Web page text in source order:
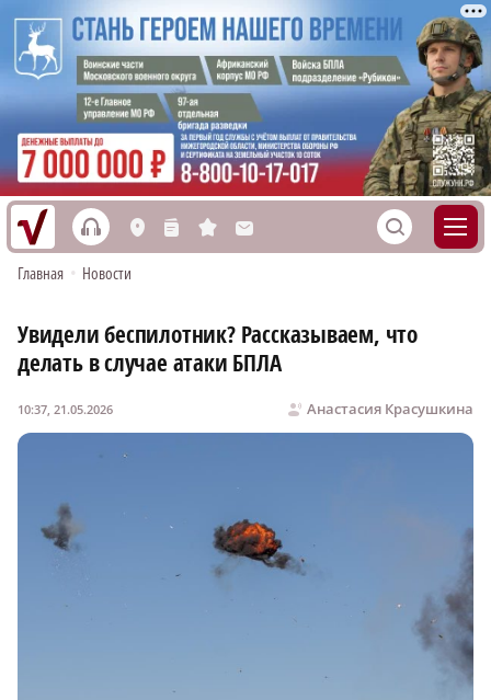
h L n s M S
Главная • Новости
Увидели беспилотник? Рассказываем, что
делать в случае атаки БПЛА
Анастасия Красушкина
10:37, 21.05.2026